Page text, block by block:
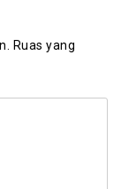
Ruas yang